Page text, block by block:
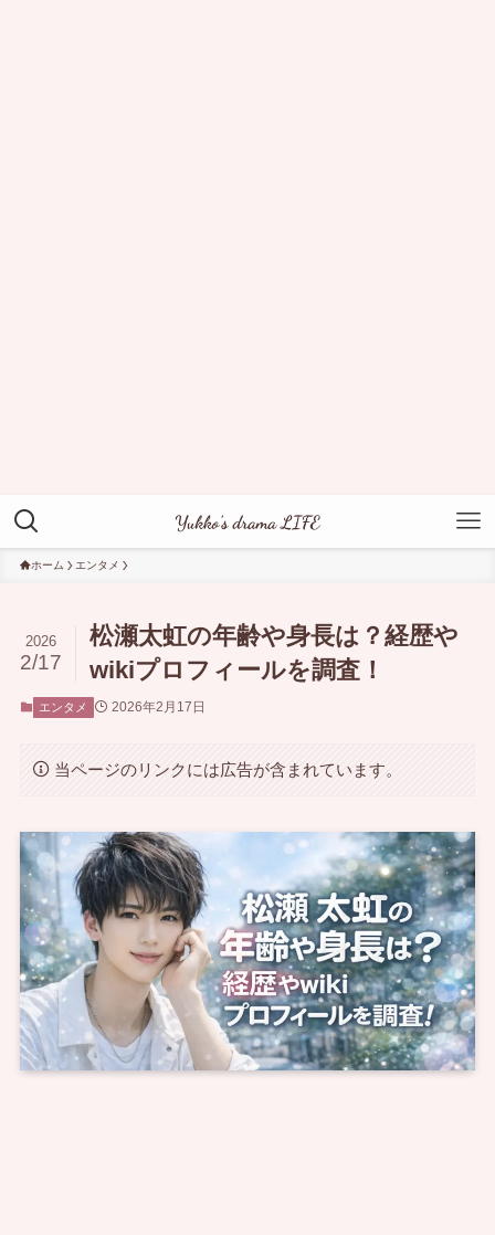
ホーム エンタメ
松瀬太虹の年齢や身長は？経歴や
wikiプロフィールを調査！
2026
2/17
エンタメ 2026年2月17日
当ページのリンクには広告が含まれています。